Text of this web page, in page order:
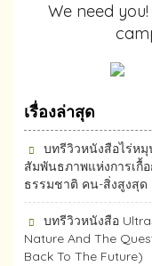
We need
เรื่องล่าสุด
บทรีวิวหนังสือไร่หมุ
สัมพันธภาพแห่งการเกื้
ธรรมชาติ คน-สิ่งสูงสุด
บทรีวิวหนังสือ
Nature And The
Back To The Future)